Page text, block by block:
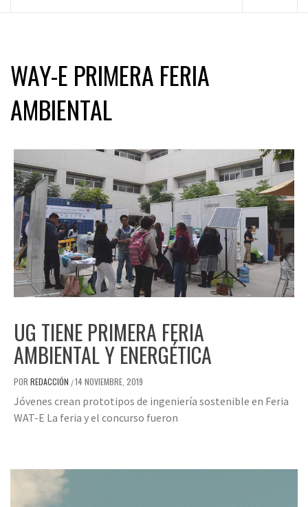
WAY-E PRIMERA FERIA
AMBIENTAL
UG TIENE PRIMERA FERIA
AMBIENTAL Y ENERGÉTICA
POR REDACCIÓN /14 NOVIEMBRE, 2019
Jóvenes crean prototipos de ingeniería sostenible en Feria
WAT-E La feria y el concurso fueron